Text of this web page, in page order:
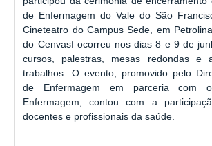
de Enfermagem do Vale do São
Cineteatro do Campus Sede, em
do Cenvasf ocorreu nos dias 8 e 9 de
cursos, palestras, mesas redondas e
trabalhos. O evento, promovido pelo
de Enfermagem em parceria com
Enfermagem, contou com a
docentes e profissionais da saúde.